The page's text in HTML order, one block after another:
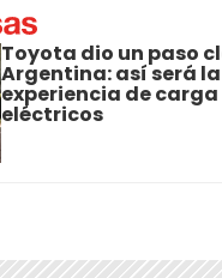
Toyota dio un paso
Argentina: así será
experiencia de
eléctricos